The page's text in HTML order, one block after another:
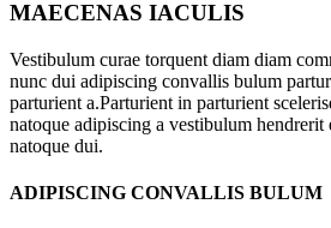
MAECENAS IACULIS
Vestibulum curae torquent diam diam
nunc dui adipiscing convallis bulum
parturient a.Parturient in parturient
natoque adipiscing a vestibulum hendrerit
natoque dui.
ADIPISCING CONVALLIS BULUM